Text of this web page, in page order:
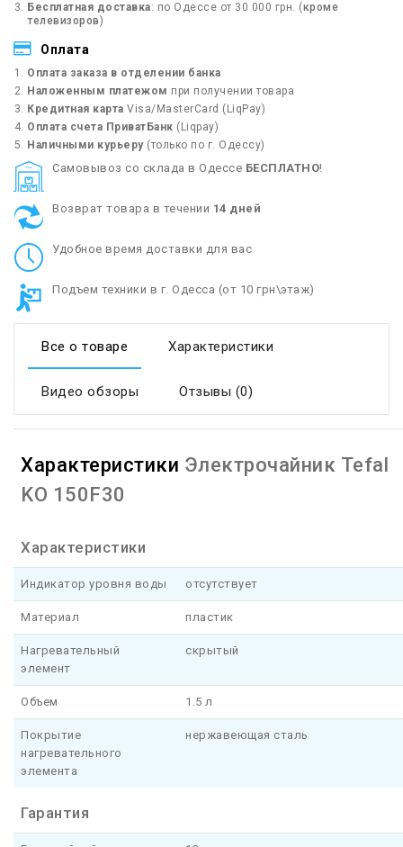
Бесплатная доставка: по Одессе от 30 000 грн. (кроме
телевизоров)
Оплата
Оплата заказа в отделении банка
Наложенным платежом при получении товара
Кредитная карта Visa/MasterCard (LiqPay)
Оплата счета ПриватБанк (Liqpay)
Наличными курьеру(только по г. Одессу)
Cамовывоз со склада в Одессе БЕСПЛАТНО!
Возврат товара в течении 14 дней
Удобное время доставки для вас
Подъем техники в г. Одесса (от 10 грн\этаж)
Все о товаре Характеристики
Видео обзоры Отзывы (0)
Характеристики Электрочайник Tefal
KO 150F30
Характеристики
Индикатор уровня воды отсутствует
Материал пластик
Нагревательный
элемент
скрытый
Объем 1.5 л
Покрытие
нагревательного
элемента
нержавеющая сталь
Гарантия